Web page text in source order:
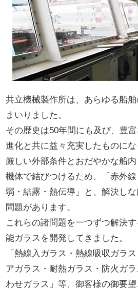
共立機械製作所は、あらゆる船
まいりました。
その歴史は50年間にも及び、豊
進化と共に益々充実したものにな
厳しい外部条件とおだやかな船
機体で結びつけるため、「赤外
弱・結露・熱伝導」と、解決し
問題があります。
これらの諸問題を一つずつ解決
能ガラスを開発してきました。
「熱線入ガラス・熱線吸収ガラ
アガラス・耐熱ガラス・防火ガ
わせガラス」等、御客様の御要